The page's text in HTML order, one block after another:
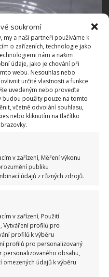
soukromí
my a naši partneři používáme k
o zařízeních, technologie jako
nám a našim
údaje, jako je chování při
webu. Nesouhlas nebo
určité vlastnosti a funkce.
uvedeným nebo proveďte
použity pouze na tomto
včetně odvolání souhlasu,
nebo kliknutím na tlačítko
v zařízení, Měření výkonu
publiku
údajů z různých zdrojů.
v zařízení, Použití
Vytváření profilů pro
profilů k výběru
profilů pro personalizovaný
personalizovaného obsahu,
omezených údajů k výběru
můžete využít i
tak utrácet žádné
naopak využijete